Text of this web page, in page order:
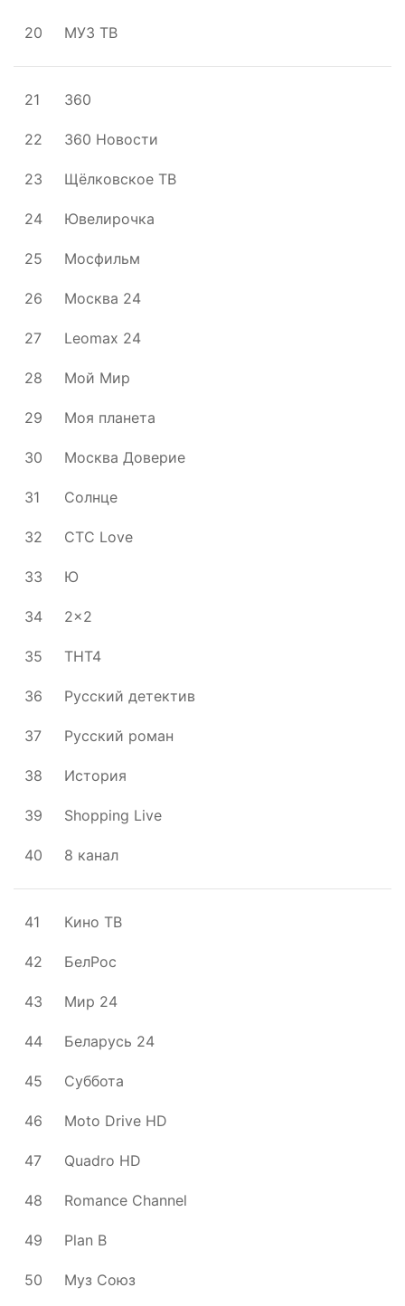
20 МУЗ ТВ
21 360
22 360 Новости
23 Щёлковское ТВ
24 Ювелирочка
25 Мосфильм
26 Москва 24
27 Leomax 24
28 Мой Мир
29 Моя планета
30 Москва Доверие
31 Солнце
32 СТС Love
33 Ю
34 2x2
35 ТНТ4
36 Русский детектив
37 Русский роман
38 История
39 Shopping Live
40 8 канал
41 Кино ТВ
42 БелРос
43 Мир 24
44 Беларусь 24
45 Суббота
46 Moto Drive HD
47 Quadro HD
48 Romance Channel
49 Plan B
50 Муз Союз